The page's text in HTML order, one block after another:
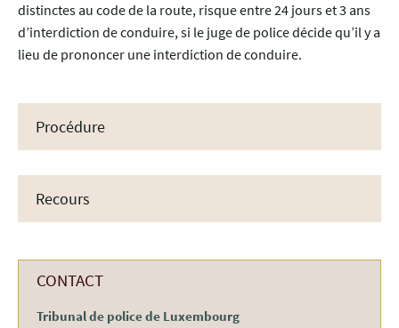
distinctes au code de la route, risque entre 24 jours et 3 ans
d’interdiction de conduire, si le juge de police décide qu’il y a
lieu de prononcer une interdiction de conduire.
Procédure
Recours
CONTACT
Tribunal de police de Luxembourg